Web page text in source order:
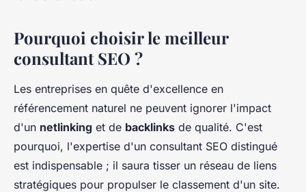
Pourquoi choisir le meilleur
consultant SEO ?
Les entreprises en quête d'excellence en
référencement naturel ne peuvent ignorer l'impact
d'un netlinking et de backlinks de qualité. C'est
pourquoi, l'expertise d'un consultant SEO distingué
est indispensable ; il saura tisser un réseau de liens
stratégiques pour propulser le classement d'un site.